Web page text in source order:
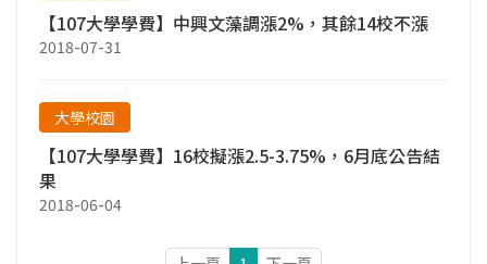
【107大學學費】中興文藻調漲2%，其餘14校不漲
2018-07-31
大學校園
【107大學學費】16校擬漲2.5-3.75%，6月底公告結
果
2018-06-04